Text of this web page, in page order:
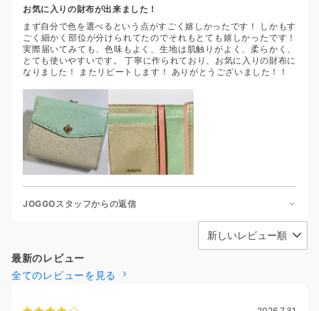
お気に入りの財布が出来ました！
まず自分で色を選べるという点がすごく嬉しかったです！ しかもす
ごく細かく部位が分けられてたのでそれもとても嬉しかったです！
実際届いてみても、色味もよく、生地は肌触りがよく、柔らかく、
とても使いやすいです。 丁寧に作られており、お気に入りの財布に
なりました！ またリピートします！ ありがとうございました！！
JOGGOスタッフからの返信
最新のレビュー
全てのレビューを見る